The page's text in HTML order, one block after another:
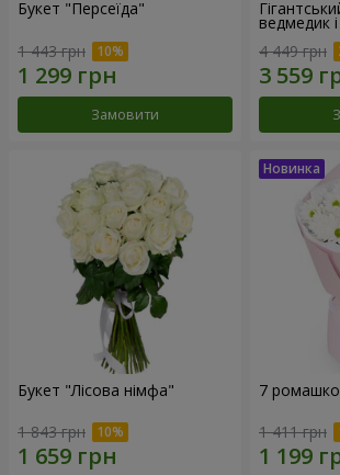
Букет "Персеїда"
1 443 грн
Замовити
ведмедик
троянд
4 449 грн
Букет "Лісова німфа"
1 843 грн
7
1 411 грн